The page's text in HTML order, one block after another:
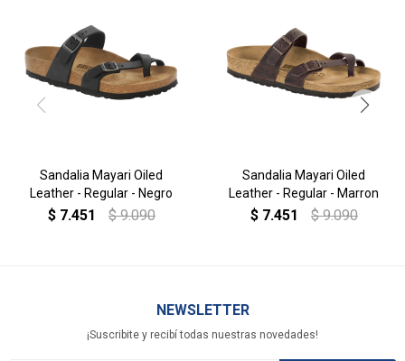
Sandalia Mayari Oiled
Leather - Regular - Negro
$ 7.451 $ 9.090
Sandalia Mayari Oiled
Leather - Regular - Marron
$ 7.451 $ 9.090
NEWSLETTER
¡Suscribite y recibí todas nuestras novedades!